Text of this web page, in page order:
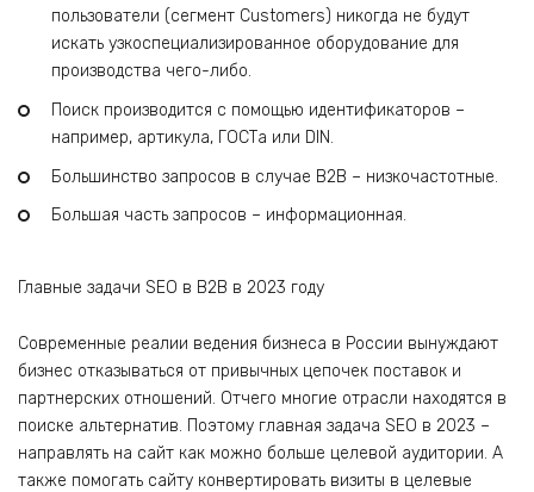
пользователи (сегмент Customers) никогда не будут
искать узкоспециализированное оборудование для
производства чего-либо.
Поиск производится с помощью идентификаторов –
например, артикула, ГОСТа или DIN.
Большинство запросов в случае B2B – низкочастотные.
Большая часть запросов – информационная.
Главные задачи SEO в B2B в 2023 году
Современные реалии ведения бизнеса в России вынуждают
бизнес отказываться от привычных цепочек поставок и
партнерских отношений. Отчего многие отрасли находятся в
поиске альтернатив. Поэтому главная задача SEO в 2023 –
направлять на сайт как можно больше целевой аудитории. А
также помогать сайту конвертировать визиты в целевые